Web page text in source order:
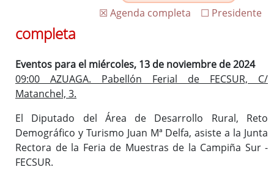
☐ Presidente
☒ Agenda completa
completa
Eventos para el miércoles, 13 de noviembre de 2024
09:00 AZUAGA. Pabellón Ferial de FECSUR, C/
Matanchel, 3.
El Diputado del Área de Desarrollo Rural, Reto
Demográfico y Turismo Juan Mª Delfa, asiste a la Junta
Rectora de la Feria de Muestras de la Campiña Sur -
FECSUR.